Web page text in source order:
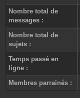
Nombre total de
messages :
Nombre total de
sujets :
Temps passé en
ligne :
Membres parrainés :